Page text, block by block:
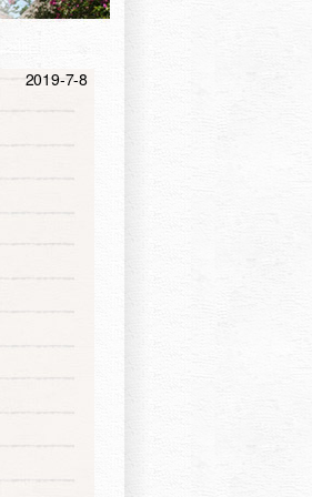
2019-7-8